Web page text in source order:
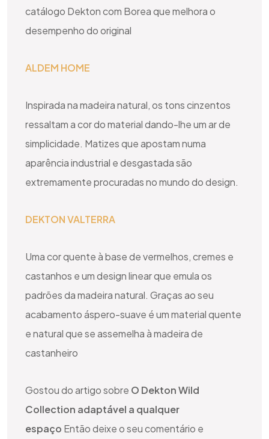
catálogo Dekton com Borea que melhora o
desempenho do original
ALDEM HOME
Inspirada na madeira natural, os tons cinzentos
ressaltam a cor do material dando-lhe um ar de
simplicidade. Matizes que apostam numa
aparência industrial e desgastada são
extremamente procuradas no mundo do design.
DEKTON VALTERRA
Uma cor quente à base de vermelhos, cremes e
castanhos e um design linear que emula os
padrões da madeira natural. Graças ao seu
acabamento áspero-suave é um material quente
e natural que se assemelha à madeira de
castanheiro
Gostou do artigo sobre O Dekton Wild
Collection adaptável a qualquer
espaço Então deixe o seu comentário e